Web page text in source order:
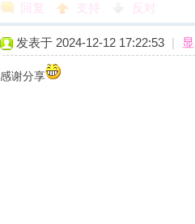
回复 支持 反对
发表于 2024-12-12 17:22:53 |
感谢分享